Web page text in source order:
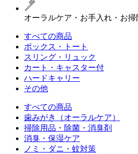
オーラルケア・お手入れ・お掃
すべての商品
ボックス・トート
スリング・リュック
カート・キャスター付
ハードキャリー
その他
すべての商品
歯みがき（オーラルケア）
掃除用品・除菌・消臭剤
消臭・保湿ケア
ノミ・ダニ・蚊対策